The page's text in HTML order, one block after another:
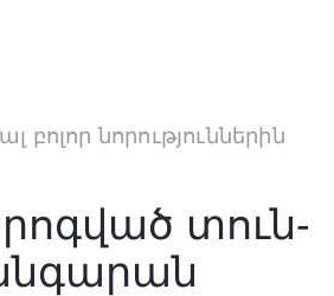
բոլոր նորություններին
տուն-